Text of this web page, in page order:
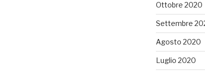
Ottobre 2020
Settembre
Agosto 2020
Luglio 2020